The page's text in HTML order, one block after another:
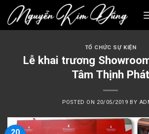
content
TỔ CHỨC SỰ KIỆN
Lễ khai trương
Tâm Thịnh Phát
POSTED ON 20/05/2019 BY